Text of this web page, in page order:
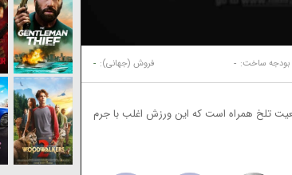
بودجه ساخت: - فروش (جهانی): -
تلخ همراه است که این ورزش اغلب با جرم